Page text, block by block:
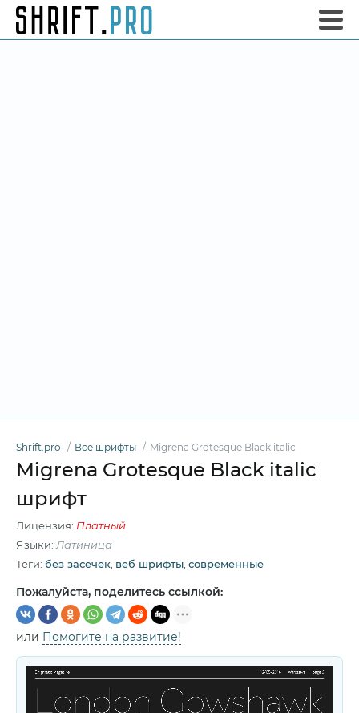
Shrift.pro Все шрифты Migrena Grotesque Black italic
Migrena Grotesque Black italic
шрифт
Лицензия: Платный
Языки: Латиница
Теги: без засечек веб шрифты современные
Пожалуйста, поделитесь ссылкой:
или Помогите на развитие!